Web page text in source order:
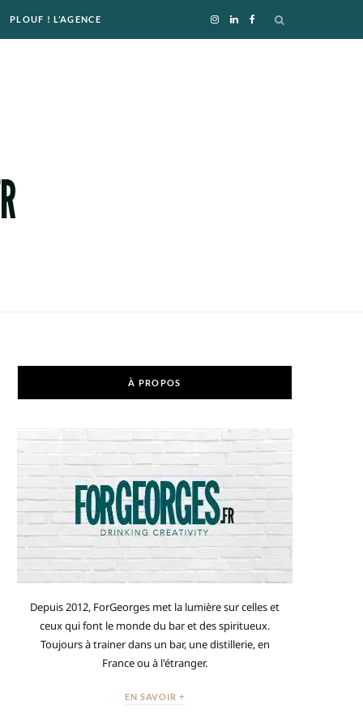
I L
PLOUF ! L’AGENCE
À PROPOS
Depuis 2012, ForGeorges met la lumière sur celles et
ceux qui font le monde du bar et des spiritueux.
Toujours à trainer dans un bar, une distillerie, en
France ou à l'étranger.
EN SAVOIR +